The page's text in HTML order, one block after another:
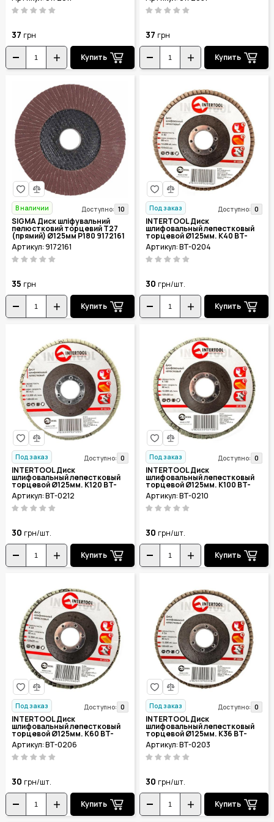
37 грн
Купить
37 грн
Купить
В наличии Доступно: 10
SIGMA Диск шліфувальний
пелюстковий торцевий Т27
(прямий) Ø125мм P180 9172161
Артикул: 9172161
35 грн
Купить
Под заказ Доступно: 0
INTERTOOL Диск
шлифовальный лепестковый
торцевой Ø125мм. К40 BT-
0204
Артикул: BT-0204
30 грн/шт.
Купить
Под заказ Доступно: 0
INTERTOOL Диск
шлифовальный лепестковый
торцевой Ø125мм. К120 BT-
0212
Артикул: BT-0212
30 грн/шт.
Купить
Под заказ Доступно: 0
INTERTOOL Диск
шлифовальный лепестковый
торцевой Ø125мм. К100 BT-
0210
Артикул: BT-0210
30 грн/шт.
Купить
Под заказ Доступно: 0
INTERTOOL Диск
шлифовальный лепестковый
торцевой Ø125мм. К60 BT-
0206
Артикул: BT-0206
30 грн/шт.
Купить
Под заказ Доступно: 0
INTERTOOL Диск
шлифовальный лепестковый
торцевой Ø125мм. К36 BT-
0203
Артикул: BT-0203
30 грн/шт.
Купить